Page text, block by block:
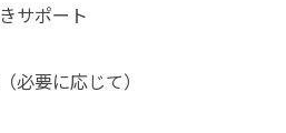
サポート
必要に応じて）